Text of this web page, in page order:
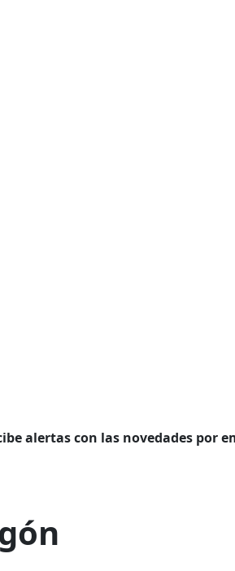
alertas con las novedades por